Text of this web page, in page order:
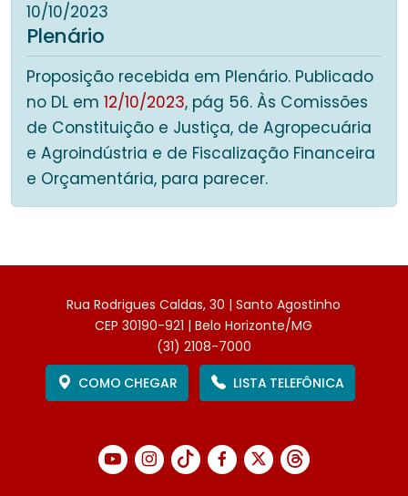
10/10/2023
Plenário
Proposição recebida em Plenário. Publicado
no DL em 12/10/2023, pág 56. Às Comissões
de Constituição e Justiça, de Agropecuária
e Agroindústria e de Fiscalização Financeira
e Orçamentária, para parecer.
Rua Rodrigues Caldas, 30 | Santo Agostinho
CEP 30190-921 | Belo Horizonte/MG
(31) 2108-7000
COMO CHEGAR
LISTA TELEFÔNICA